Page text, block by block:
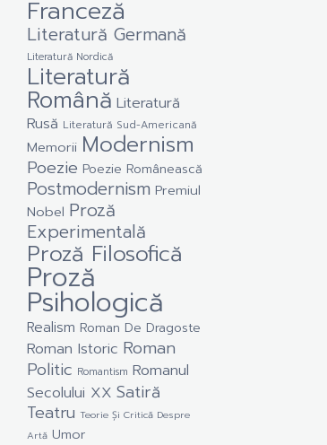
Franceză
Literatură Germană
Literatură Nordică
Literatură
Română Literatură
Rusă Literatură Sud-Americană
Memorii Modernism
Poezie Poezie Românească
Postmodernism Premiul
Nobel Proză
Experimentală
Proză Filosofică
Proză
Psihologică
Realism Roman De Dragoste
Roman Istoric Roman
Politic Romantism Romanul
Secolului XX Satiră
Teatru Teorie Și Critică Despre
Artă Umor